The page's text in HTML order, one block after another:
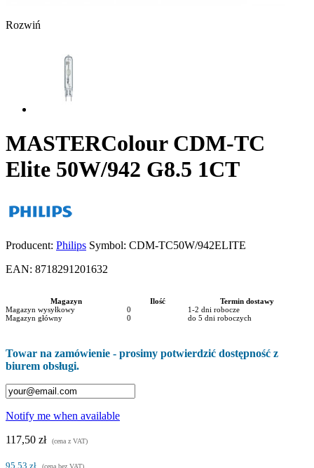
Rozwiń
MASTERColour CDM-TC
Elite 50W/942 G8.5 1CT
Producent: Philips Symbol: CDM-TC50W/942ELITE
EAN: 8718291201632
Magazyn Ilość
Termin dostawy
Magazyn wysyłkowy
0
1-2 dni robocze
Magazyn główny
0 do 5 dni roboczych
Towar na zamówienie - prosimy potwierdzić dostępność z
biurem obsługi.
Notify me when available
117,50 zł
(cena z VAT)
95,53 zł (cena bez VAT)